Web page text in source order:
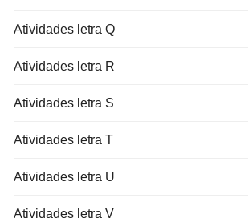
Atividades letra Q
Atividades letra R
Atividades letra S
Atividades letra T
Atividades letra U
Atividades letra V